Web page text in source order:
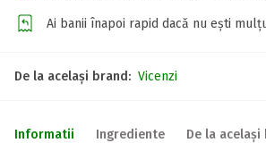
Ai banii înapoi rapid dacă nu ești
De la același brand: Vicenzi
Informatii Ingrediente De la același